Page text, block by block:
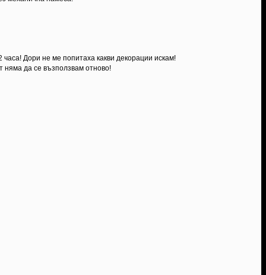
Дори не ме попитаха какви декорации искам!
няма да се възползвам отново!